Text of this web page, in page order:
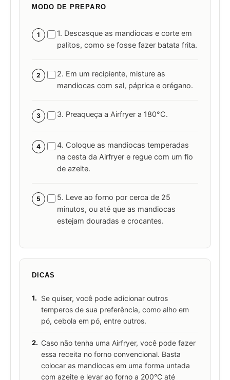
MODO DE PREPARO
1
1. Descasque as mandiocas e corte em
palitos, como se fosse fazer batata frita.
2
2. Em um recipiente, misture as
mandiocas com sal, páprica e orégano.
3 3. Preaqueça a Airfryer a 180°C.
4
4. Coloque as mandiocas temperadas
na cesta da Airfryer e regue com um fio
de azeite.
5
5. Leve ao forno por cerca de 25
minutos, ou até que as mandiocas
estejam douradas e crocantes.
DICAS
1.
Se quiser, você pode adicionar outros
temperos de sua preferência, como alho em
pó, cebola em pó, entre outros.
2. Caso não tenha uma Airfryer, você pode fazer
essa receita no forno convencional. Basta
colocar as mandiocas em uma forma untada
com azeite e levar ao forno a 200°C até